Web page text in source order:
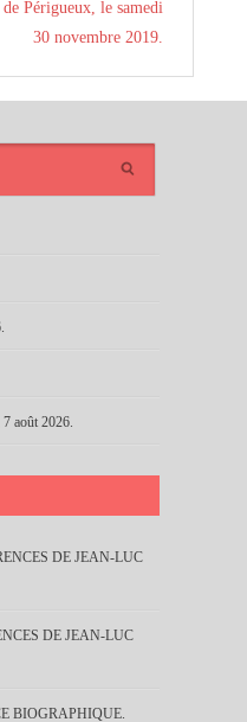
de Périgueux, le samedi
30 novembre 2019.
août 2026.
DE JEAN-LUC
DE JEAN-LUC
BIOGRAPHIQUE.